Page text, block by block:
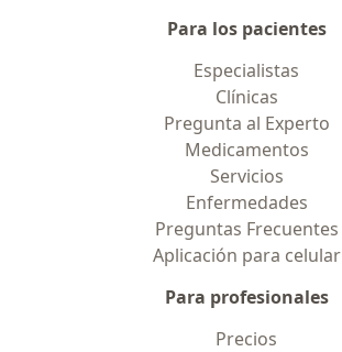
Para los pacientes
Especialistas
Clínicas
Pregunta al Experto
Medicamentos
Servicios
Enfermedades
Preguntas Frecuentes
Aplicación para celular
Para profesionales
Precios